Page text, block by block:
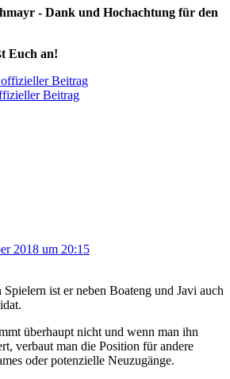
- Dank und Hochachtung für den
Euch an!
Beitrag
Beitrag
2018 um 20:15
ist er neben Boateng und Javi auch
überhaupt nicht und wenn man ihn
verbaut man die Position für andere
oder potenzielle Neuzugänge.